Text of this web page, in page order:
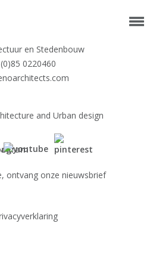
en Stedenbouw
0220460
and Urban design
ontvang onze nieuwsbrief